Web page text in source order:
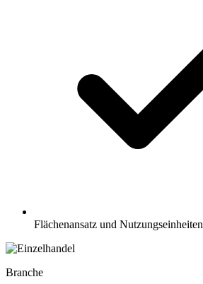
Flächenansatz und Nutzungseinheiten
Branche